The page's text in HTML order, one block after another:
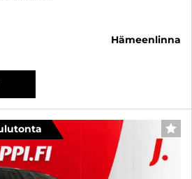
hämeenlinna